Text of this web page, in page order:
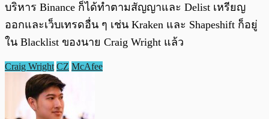
บริหาร Binance ก็ได้ทำตามสัญญาและ Delist เหรียญ
ออกและเว็บเทรดอื่น ๆ เช่น Kraken และ Shapeshift ก็อยู่
ใน Blacklist ของนาย Craig Wright แล้ว
Craig Wright CZ McAfee